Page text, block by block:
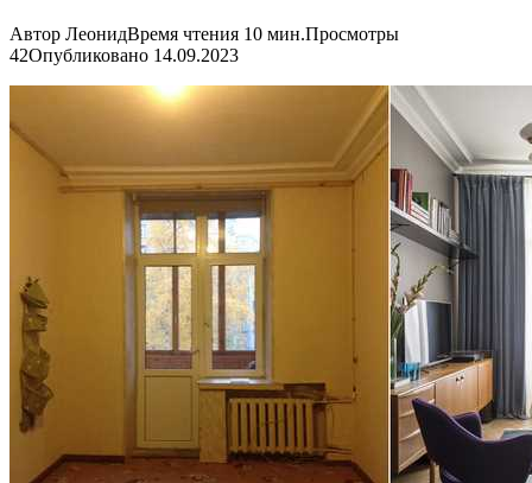
Автор ЛеонидВремя чтения 10 мин.Просмотры
42Опубликовано 14.09.2023